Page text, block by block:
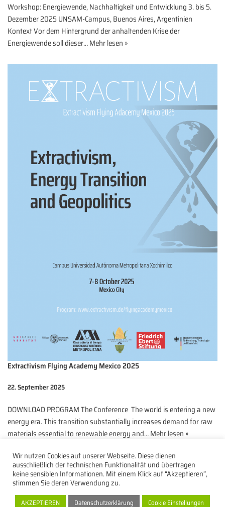
Workshop: Energiewende, Nachhaltigkeit und Entwicklung 3. bis 5.
Dezember 2025 UNSAM-Campus, Buenos Aires, Argentinien
Kontext Vor dem Hintergrund der anhaltenden Krise der
Energiewende soll dieser…Mehr lesen »
Extractivism Flying Academy Mexico 2025
22. September 2025
DOWNLOAD PROGRAM The Conference The world is entering a new
energy era. This transition substantially increases demand for raw
materials essential to renewable energy and…Mehr lesen »
Datenschutz Impressum Kontakt
Wir nutzen Cookies auf unserer Webseite. Diese dienen
ausschließlich der technischen Funktionalität und übertragen
keine sensiblen Informationen. Mit einem Klick auf “Akzeptieren”,
stimmen Sie deren Verwendung zu.
AKZEPTIEREN Datenschutzerklärung Cookie Einstellungen